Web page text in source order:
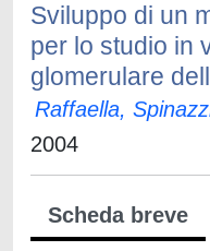
Sviluppo di un
per lo studio in
glomerulare
Raffaella,
2004
Scheda breve